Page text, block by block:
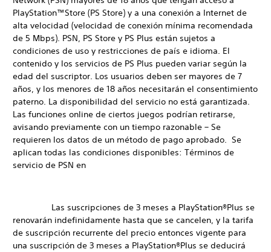
PlayStation™Store (PS Store) y a una conexión a Internet de
alta velocidad (velocidad de conexión mínima recomendada
de 5 Mbps). PSN, PS Store y PS Plus están sujetos a
condiciones de uso y restricciones de país e idioma. El
contenido y los servicios de PS Plus pueden variar según la
edad del suscriptor. Los usuarios deben ser mayores de 7
años, y los menores de 18 años necesitarán el consentimiento
paterno. La disponibilidad del servicio no está garantizada.
Las funciones online de ciertos juegos podrían retirarse,
avisando previamente con un tiempo razonable – Se
requieren los datos de un método de pago aprobado. Se
aplican todas las condiciones disponibles: Términos de
servicio de PSN en
Las suscripciones de 3 meses a PlayStation®Plus se
renovarán indefinidamente hasta que se cancelen, y la tarifa
de suscripción recurrente del precio entonces vigente para
una suscripción de 3 meses a PlayStation®Plus se deducirá